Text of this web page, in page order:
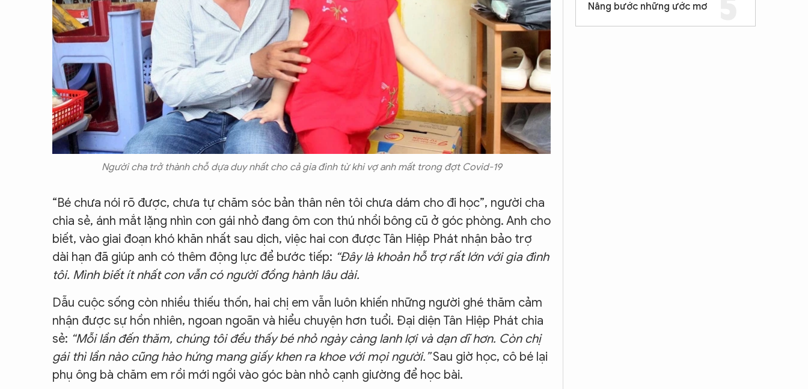
Người cha trở thành chỗ dựa duy nhất cho cả gia đình từ khi vợ anh mất trong đợt Covid-19
“Bé chưa nói rõ được, chưa tự chăm sóc bản thân nên tôi chưa dám cho đi học”, người cha
chia sẻ, ánh mắt lặng nhìn con gái nhỏ đang ôm con thú nhồi bông cũ ở góc phòng. Anh cho
biết, vào giai đoạn khó khăn nhất sau dịch, việc hai con được Tân Hiệp Phát nhận bảo trợ
dài hạn đã giúp anh có thêm động lực để bước tiếp: “Đây là khoản hỗ trợ rất lớn với gia đình
tôi. Mình biết ít nhất con vẫn có người đồng hành lâu dài.
Dẫu cuộc sống còn nhiều thiếu thốn, hai chị em vẫn luôn khiến những người ghé thăm cảm
nhận được sự hồn nhiên, ngoan ngoãn và hiểu chuyện hơn tuổi. Đại diện Tân Hiệp Phát chia
sẻ: “Mỗi lần đến thăm, chúng tôi đều thấy bé nhỏ ngày càng lanh lợi và dạn dĩ hơn. Còn chị
gái thì lần nào cũng hào hứng mang giấy khen ra khoe với mọi người.”Sau giờ học, cô bé lại
phụ ông bà chăm em rồi mới ngồi vào góc bàn nhỏ cạnh giường để học bài.
Nâng bước những ước mơ